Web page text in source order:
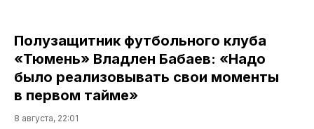
Полузащитник футбольного клуба
«Тюмень» Владлен Бабаев: «Надо
было реализовывать свои моменты
в первом тайме»
8 августа, 22:01